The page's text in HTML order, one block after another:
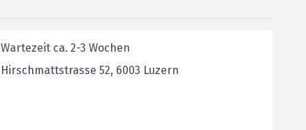
Wartezeit ca. 2-3 Wochen
Hirschmattstrasse 52, 6003 Luzern